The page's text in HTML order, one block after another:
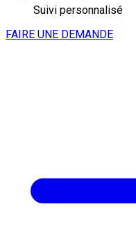
Suivi personnalisé
FAIRE UNE DEMANDE